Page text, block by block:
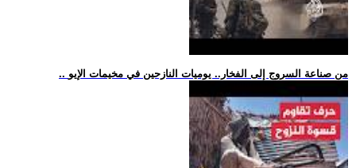
.. من صناعة السروج إلى الفخار.. يوميات النازحين في مخيمات الإيو